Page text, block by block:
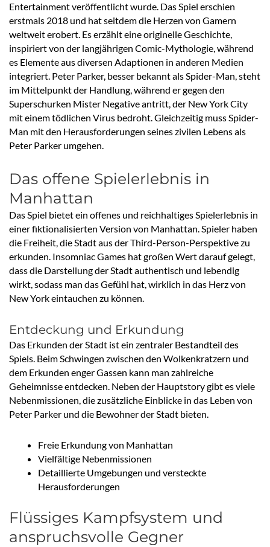
Entertainment veröffentlicht wurde. Das Spiel erschien
erstmals 2018 und hat seitdem die Herzen von Gamern
weltweit erobert. Es erzählt eine originelle Geschichte,
inspiriert von der langjährigen Comic-Mythologie, während
es Elemente aus diversen Adaptionen in anderen Medien
integriert. Peter Parker, besser bekannt als Spider-Man, steht
im Mittelpunkt der Handlung, während er gegen den
Superschurken Mister Negative antritt, der New York City
mit einem tödlichen Virus bedroht. Gleichzeitig muss Spider-
Man mit den Herausforderungen seines zivilen Lebens als
Peter Parker umgehen.
Das offene Spielerlebnis in
Manhattan
Das Spiel bietet ein offenes und reichhaltiges Spielerlebnis in
einer fiktionalisierten Version von Manhattan. Spieler haben
die Freiheit, die Stadt aus der Third-Person-Perspektive zu
erkunden. Insomniac Games hat großen Wert darauf gelegt,
dass die Darstellung der Stadt authentisch und lebendig
wirkt, sodass man das Gefühl hat, wirklich in das Herz von
New York eintauchen zu können.
Entdeckung und Erkundung
Das Erkunden der Stadt ist ein zentraler Bestandteil des
Spiels. Beim Schwingen zwischen den Wolkenkratzern und
dem Erkunden enger Gassen kann man zahlreiche
Geheimnisse entdecken. Neben der Hauptstory gibt es viele
Nebenmissionen, die zusätzliche Einblicke in das Leben von
Peter Parker und die Bewohner der Stadt bieten.
Freie Erkundung von Manhattan
Vielfältige Nebenmissionen
Detaillierte Umgebungen und versteckte
Herausforderungen
Flüssiges Kampfsystem und
anspruchsvolle Gegner